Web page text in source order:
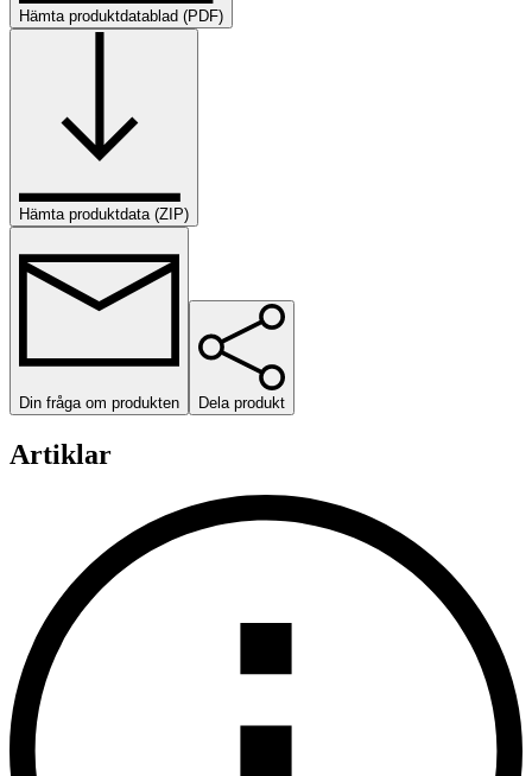
Hämta produktdatablad (PDF)
Hämta produktdata (ZIP)
Din fråga om produkten Dela produkt
Artiklar